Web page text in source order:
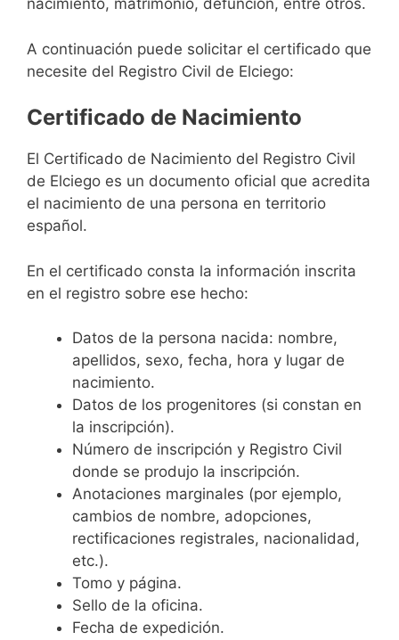
nacimiento, matrimonio, defunción, entre otros.
A continuación puede solicitar el certificado que
necesite del Registro Civil de Elciego:
Certificado de Nacimiento
El Certificado de Nacimiento del Registro Civil
de Elciego es un documento oficial que acredita
el nacimiento de una persona en territorio
español.
En el certificado consta la información inscrita
en el registro sobre ese hecho:
Datos de la persona nacida: nombre,
apellidos, sexo, fecha, hora y lugar de
nacimiento.
Datos de los progenitores (si constan en
la inscripción).
Número de inscripción y Registro Civil
donde se produjo la inscripción.
Anotaciones marginales (por ejemplo,
cambios de nombre, adopciones,
rectificaciones registrales, nacionalidad,
etc.).
Tomo y página.
Sello de la oficina.
Fecha de expedición.